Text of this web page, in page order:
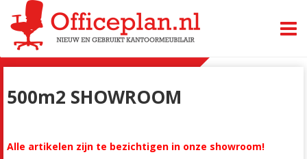
500m2 SHOWROOM
Alle artikelen zijn te bezichtigen in onze showroom!